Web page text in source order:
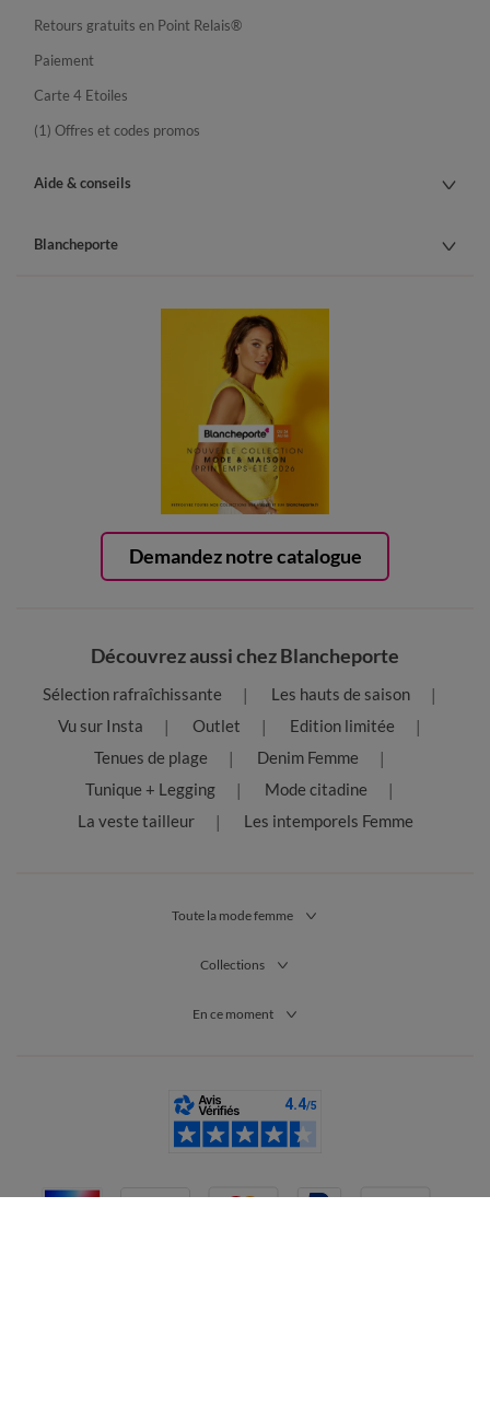
Demandez notre catalogue
Retours gratuits en Point Relais®
Paiement
Carte 4 Etoiles
(1) Offres et codes promos
Aide & conseils
Blancheporte
Découvrez aussi chez Blancheporte
Sélection rafraîchissante
Les hauts de saison
Vu sur Insta
Outlet
Edition limitée
Tenues de plage
Denim Femme
Tunique + Legging
Mode citadine
La veste tailleur
Les intemporels Femme
Toute la mode femme
Collections
En ce moment